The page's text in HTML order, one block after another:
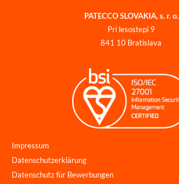
PATECCO SLOVAKIA, s. r. o.
Pri lesostepi 9
841 10 Bratislava
Impressum
Datenschutzerklärung
Datenschutz für Bewerbungen